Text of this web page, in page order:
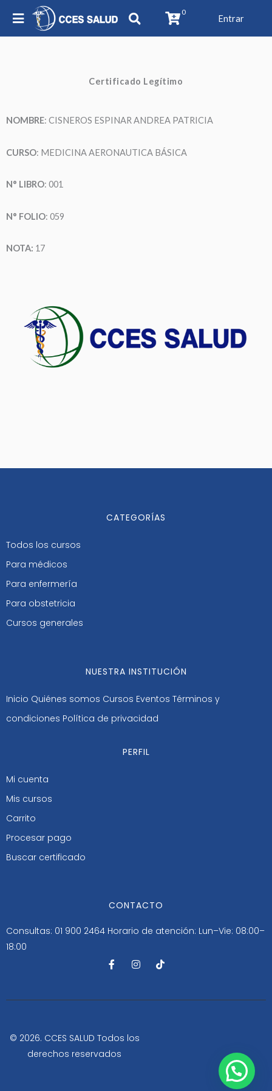
0
Entrar
Certificado Legítimo
NOMBRE: CISNEROS ESPINAR ANDREA PATRICIA
CURSO: MEDICINA AERONAUTICA BÁSICA
N° LIBRO: 001
N° FOLIO: 059
NOTA: 17
CATEGORÍAS
Todos los cursos
Para médicos
Para enfermería
Para obstetricia
Cursos generales
NUESTRA INSTITUCIÓN
Inicio Quiénes somos Cursos Eventos Términos y
condiciones Política de privacidad
PERFIL
Mi cuenta
Mis cursos
Carrito
Procesar pago
Buscar certificado
CONTACTO
Consultas: 01 900 2464 Horario de atención: Lun–Vie: 08:00–
18:00
F
a
b
-
I
n
a
m
T
i
o
© 2026. CCES SALUD Todos los
derechos reservados